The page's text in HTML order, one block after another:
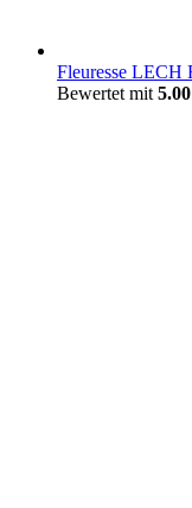
Fleuresse LECH
Bewertet mit 5.00